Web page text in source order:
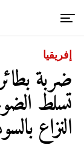
إفريقيا
ضربة
تسلط
النزاع